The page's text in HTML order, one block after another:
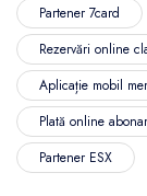
Partener 7card
Rezervări online
Aplicație mobil
Plată online
Partener ESX